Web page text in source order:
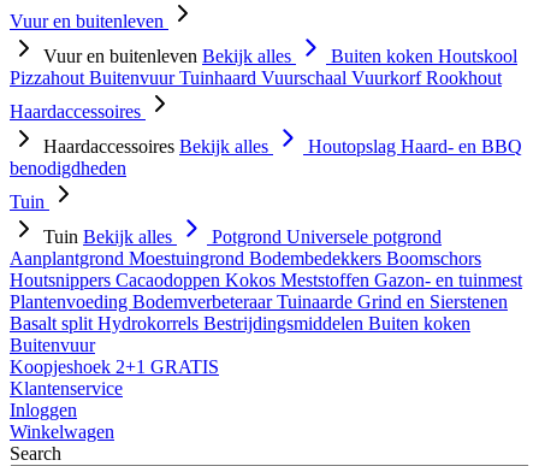
Vuur en buitenleven
Vuur en buitenleven Bekijk alles Buiten koken Houtskool
Pizzahout BuitenvuurTuinhaard Vuurschaal VuurkorfRookhout
Haardaccessoires
Haardaccessoires Bekijk alles Houtopslag Haard- en BBQ
benodigdheden
Tuin
Tuin Bekijk alles Potgrond Universele potgrond
Aanplantgrond Moestuingrond Bodembedekkers Boomschors
Houtsnippers Cacaodoppen Kokos Meststoffen Gazon- en tuinmest
Plantenvoeding BodemverbeteraarTuinaarde Grind en Sierstenen
Basalt split Hydrokorrels Bestrijdingsmiddelen Buiten koken
Buitenvuur
Koopjeshoek 2+1 GRATIS
Klantenservice
Inloggen
Winkelwagen
Search